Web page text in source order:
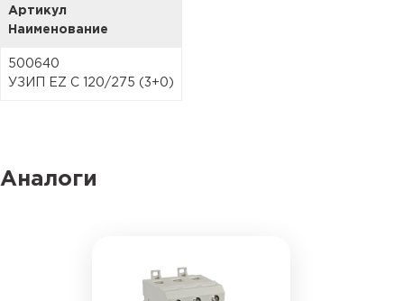
Артикул
Наименование
500640
УЗИП EZ C 120/275 (3+0)
Аналоги